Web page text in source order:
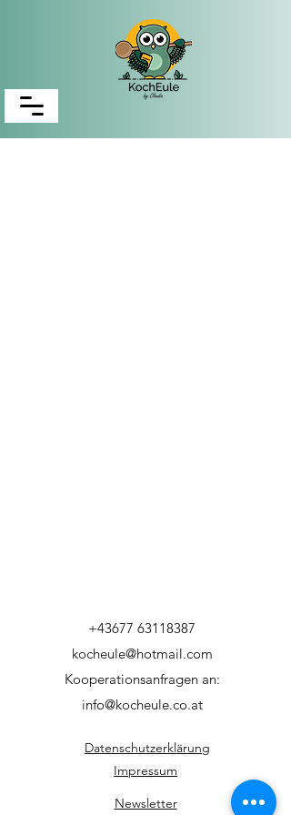
+43677 63118387
kocheule@hotmail.com
Kooperationsanfragen an:
info@kocheule.co.at
Datenschutzerklärung
Impressum
Newsletter